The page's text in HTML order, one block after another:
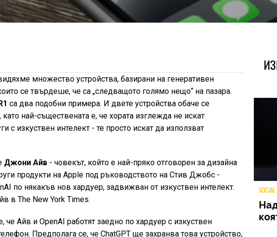
множество устройства, базирани на генеративен
се твърдеше, че са „следващото голямо нещо“ на пазара.
са два подобни примера. И двете устройства обаче се
най-съществената е, че хората изглежда не искат
с изкуствен интелект - те просто искат да използват
Джони Айв - човекът, който е най-пряко отговорен за дизайна
продукти на Apple под ръководството на Стив Джобс -
по някакъв нов хардуер, задвижван от изкуствен интелект.
в The New York Times.
че Айв и OpenAI работят заедно по хардуер с изкуствен
Предполага се, че ChatGPT ще захранва това устройство,
TECH